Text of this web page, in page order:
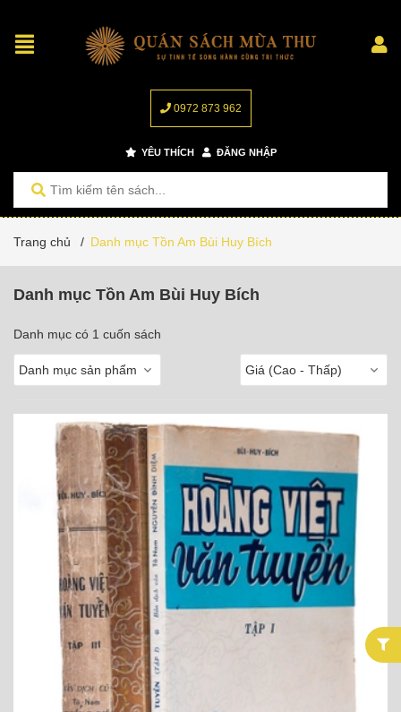
0972 873 962
YÊU THÍCH ĐĂNG NHẬP
Trang chủ / Danh mục Tồn Am Bùi Huy Bích
Danh mục Tồn Am Bùi Huy Bích
Danh mục có 1 cuốn sách
Danh mục sản phẩm Giá (Cao - Thấp)